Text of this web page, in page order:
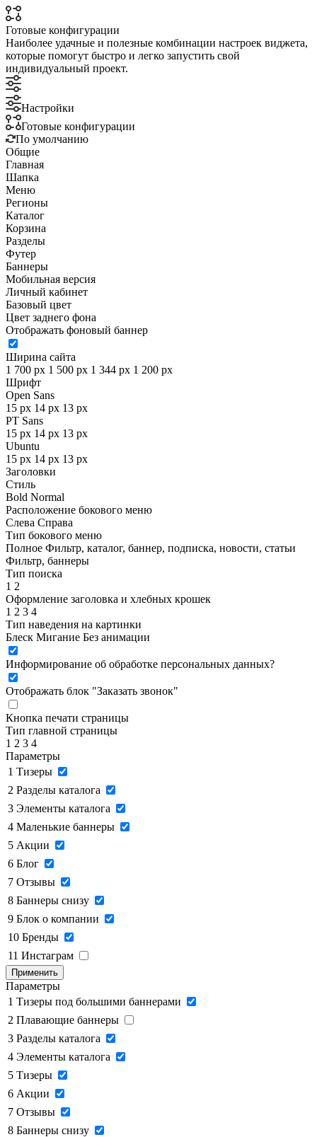
Готовые конфигурации
Наиболее удачные и полезные комбинации настроек виджета,
которые помогут быстро и легко запустить свой
индивидуальный проект.
Настройки
Готовые конфигурации
По умолчанию
Общие
Главная
Шапка
Меню
Регионы
Каталог
Корзина
Разделы
Футер
Баннеры
Мобильная версия
Личный кабинет
Базовый цвет
Цвет заднего фона
Отображать фоновый баннер
Ширина сайта
1 700 px 1 500 px 1 344 px 1 200 px
Шрифт
Open Sans
15 px 14 px 13 px
PT Sans
15 px 14 px 13 px
Ubuntu
15 px 14 px 13 px
Заголовки
Стиль
Bold Normal
Расположение бокового меню
Слева Справа
Тип бокового меню
Полное Фильтр, каталог, баннер, подписка, новости, статьи
Фильтр, баннеры
Тип поиска
1 2
Оформление заголовка и хлебных крошек
1 2 3 4
Тип наведения на картинки
Блеск Мигание Без анимации
Информирование об обработке персональных данных?
Отображать блок "Заказать звонок"
Кнопка печати страницы
Тип главной страницы
1 2 3 4
Параметры
1 Тизеры
2 Разделы каталога
3 Элементы каталога
4 Маленькие баннеры
5 Акции
6 Блог
7 Отзывы
8 Баннеры снизу
9 Блок о компании
10 Бренды
11 Инстаграм
Применить
Параметры
1 Тизеры под большими баннерами
2 Плавающие баннеры
3 Разделы каталога
4 Элементы каталога
5 Тизеры
6 Акции
7 Отзывы
8 Баннеры снизу